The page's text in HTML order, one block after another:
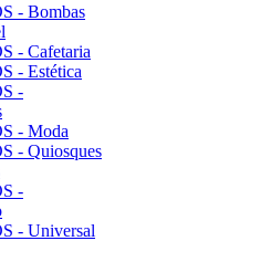
- Bombas
- Cafetaria
- Estética
-
- Moda
- Quiosques
-
- Universal